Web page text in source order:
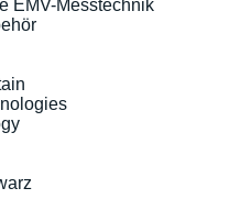
EMV-Messtechnik